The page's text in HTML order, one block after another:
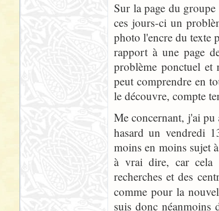
Sur la page du
ces jours-ci un
photo l'encre du texte
rapport à une page
problème ponctuel
peut comprendre en
le découvre, compte
Me concernant, j'ai
hasard un vendredi
moins en moins sujet
à vrai dire, car cela
recherches et des
comme pour la
suis donc néanmoins